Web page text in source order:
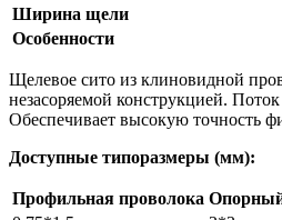
Ширина щели
Особенности
Щелевое сито из клиновидной
незасоряемой конструкцией.
Обеспечивает высокую точность
Доступные типоразмеры (мм):
Профильная проволока